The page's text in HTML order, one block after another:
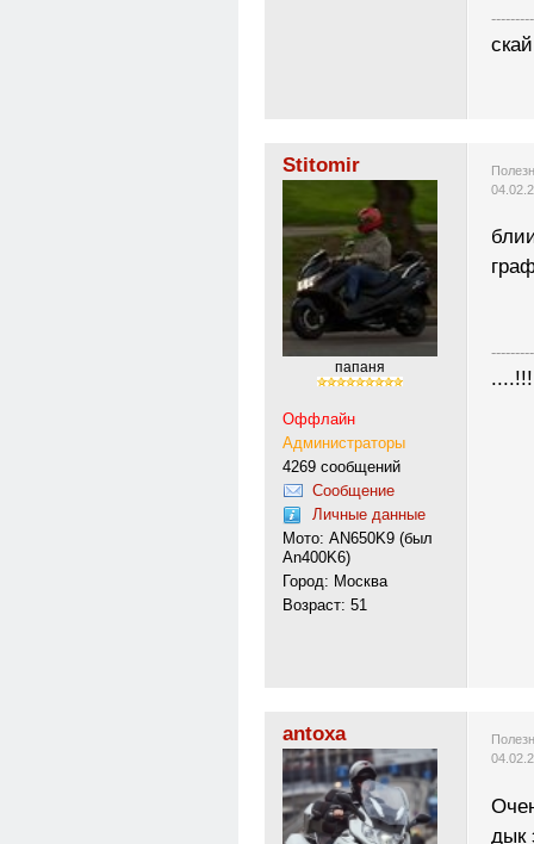
Stitomir
папаня
Оффлайн
Администраторы
4269 сообщений
Сообщение
Личные данные
Мото: AN650K9 (был
An400K6)
Город: Москва
Возраст: 51
antoxa
дык